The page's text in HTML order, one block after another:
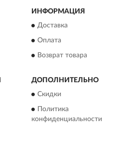
ИНФОРМАЦИЯ
Доставка
Оплата
Возврат товара
ДОПОЛНИТЕЛЬНО
Скидки
Политика
конфиденциальности